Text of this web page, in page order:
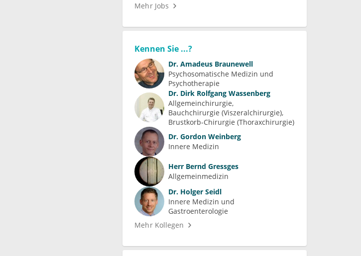
Mehr Jobs
Kennen Sie ...?
Dr. Amadeus Braunewell
Psychosomatische Medizin und
Psychotherapie
Dr. Dirk Rolfgang Wassenberg
Allgemeinchirurgie
Bauchchirurgie (Viszeralchirurgie)
Brustkorb-Chirurgie (Thoraxchirurgie)
Dr. Gordon Weinberg
Innere Medizin
Herr Bernd Gressges
Allgemeinmedizin
Dr. Holger Seidl
Innere Medizin und
Gastroenterologie
Mehr Kollegen